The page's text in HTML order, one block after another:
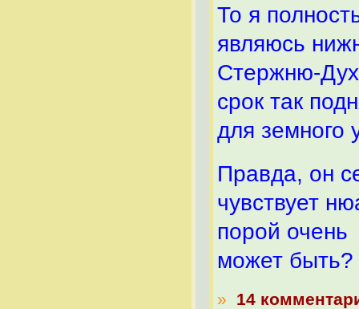
То я
являюсь
Стержню-
срок так
для
Правда, он
чувствует
порой очень
может быть?
» 14